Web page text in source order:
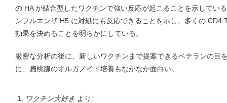
の HA が結合型したワクチンで強い反応が起こることを示してい
ンフルエンザ H5 に対処にも反応できることを示し、多くの CD4
効果を決めることを明らかにしている。
厳密な分析の後に、新しいワクチンまで提案できるベテランの目
に、扁桃腺のオルガノイド培養もなかなか面白い。
ワクチン大好き より: